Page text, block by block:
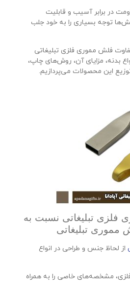
در برابر آسیب و قابلیت
توجه بسیاری را به خود جلب
فلش مموری فلزی تبلیغاتی
بدنه، مزایای آن، روش‌های چاپ،
این محصولات می‌پردازیم.
فلزی تبلیغاتی نسبت به
تبلیغاتی
از لحاظ جنس و طراحی در انواع
مشخصه‌های خاصی را به همراه